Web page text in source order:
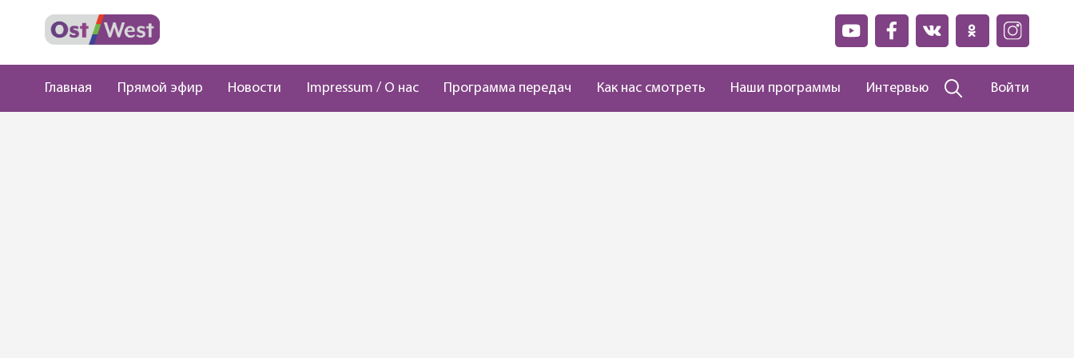
Главная Прямой эфир Новости Impressum / О нас Программа передач Как нас смотреть Наши программы Интервью Войти